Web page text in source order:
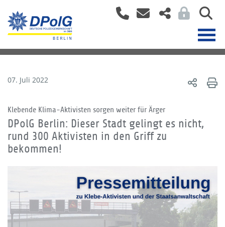
07. Juli 2022
Klebende Klima-Aktivisten sorgen weiter für Ärger
DPolG Berlin: Dieser Stadt gelingt es nicht,
rund 300 Aktivisten in den Griff zu
bekommen!